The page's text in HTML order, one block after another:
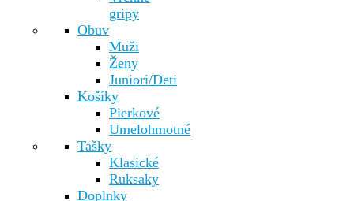
gripy
Obuv
Muži
Ženy
Juniori/Deti
Košíky
Pierkové
Umelohmotné
Tašky
Klasické
Ruksaky
Doplnky